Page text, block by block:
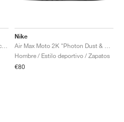
Nike
Hombre / Estilo deportivo / Zapatos
€80